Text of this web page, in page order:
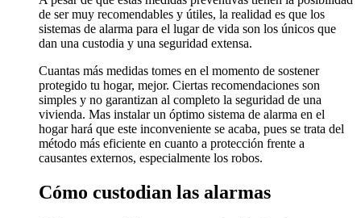
de ser muy recomendables y útiles, la realidad es que los
sistemas de alarma para el lugar de vida son los únicos que
dan una custodia y una seguridad extensa.
Cuantas más medidas tomes en el momento de sostener
protegido tu hogar, mejor. Ciertas recomendaciones son
simples y no garantizan al completo la seguridad de una
vivienda. Mas instalar un óptimo sistema de alarma en el
hogar hará que este inconveniente se acaba, pues se trata del
método más eficiente en cuanto a protección frente a
causantes externos, especialmente los robos.
Cómo custodian las alarmas